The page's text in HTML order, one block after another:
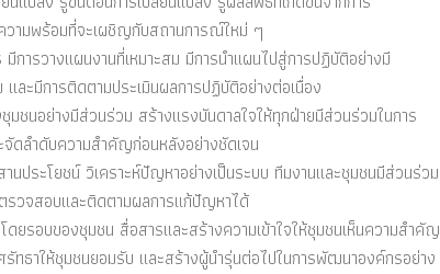
วามพร้อมที่จะเผชิญกับสถานการณ์ใหม่ ๆ
การวางแผนงานที่เหมาะสม มีการนำแผนไปสู่การปฏิบัติอย่างมี
ละมีการติดตามประเมินผลการปฏิบัติอย่างต่อเนื่อง
นอย่างมีส่วนร่วม สร้างแรงบันดาลใจให้ทุกฝ่ายมีส่วนร่วมในการ
ดลำดับความสำคัญก่อนหลังอย่างชัดเจน
ระโยชน์ วิเคราะห์ปัญหาอย่างเป็นระบบ ทีมงานและชุมชนมีส่วนร่วม
วจสอบและติดตามผลการแก้ปัญหาได้
รอบของชุมชน สื่อสารและสร้างความเข้าใจให้ชุมชนเห็นความสำคัญ
ธาให้ชุมชนยอมรับ และสร้างผู้นำรุ่นต่อไปในการพัฒนาองค์กรอย่าง